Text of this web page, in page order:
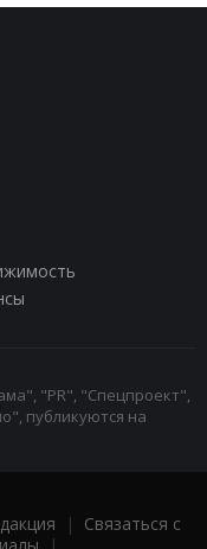
"PR", "Спецпроект",
публикуются на
| Связаться с
|